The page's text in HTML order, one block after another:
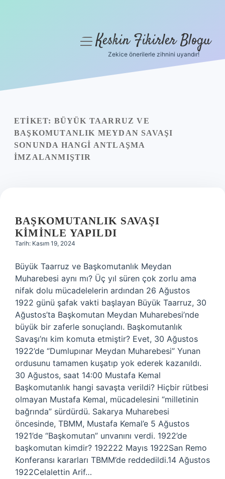
Yasal Uyarı
Hakkımızda
menüyüKeskin Fikirler Blogu
Zekice önerilerle zihnini uyandır!
ETIKET: BÜYÜK TAARRUZ VE
BAŞKOMUTANLIK MEYDAN SAVAŞI
SONUNDA HANGI ANTLAŞMA
IMZALANMIŞTIR
BAŞKOMUTANLIK SAVAŞI
KIMINLE YAPILDI
Tarih: Kasım 19, 2024
Büyük Taarruz ve Başkomutanlık Meydan
Muharebesi aynı mı? Üç yıl süren çok zorlu ama
nifak dolu mücadelelerin ardından 26 Ağustos
1922 günü şafak vakti başlayan Büyük Taarruz, 30
Ağustos’ta Başkomutan Meydan Muharebesi’nde
büyük bir zaferle sonuçlandı. Başkomutanlık
Savaşı’nı kim komuta etmiştir? Evet, 30 Ağustos
1922’de “Dumlupınar Meydan Muharebesi” Yunan
ordusunu tamamen kuşatıp yok ederek kazanıldı.
30 Ağustos, saat 14:00 Mustafa Kemal
Başkomutanlık hangi savaşta verildi? Hiçbir rütbesi
olmayan Mustafa Kemal, mücadelesini “milletinin
bağrında” sürdürdü. Sakarya Muharebesi
öncesinde, TBMM, Mustafa Kemal’e 5 Ağustos
1921’de “Başkomutan” unvanını verdi. 1922’de
başkomutan kimdir? 192222 Mayıs 1922San Remo
Konferansı kararları TBMM’de reddedildi.14 Ağustos
1922Celalettin Arif…